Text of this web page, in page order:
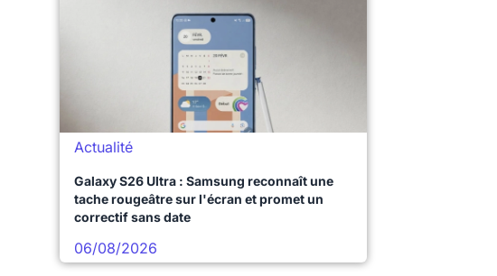
Actualité
Galaxy S26 Ultra : Samsung reconnaît une
tache rougeâtre sur l'écran et promet un
correctif sans date
06/08/2026